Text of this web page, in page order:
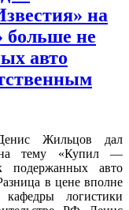
на
не
авто
Жильцов дал
тему «Купил —
авто
в цене вполне
логистики